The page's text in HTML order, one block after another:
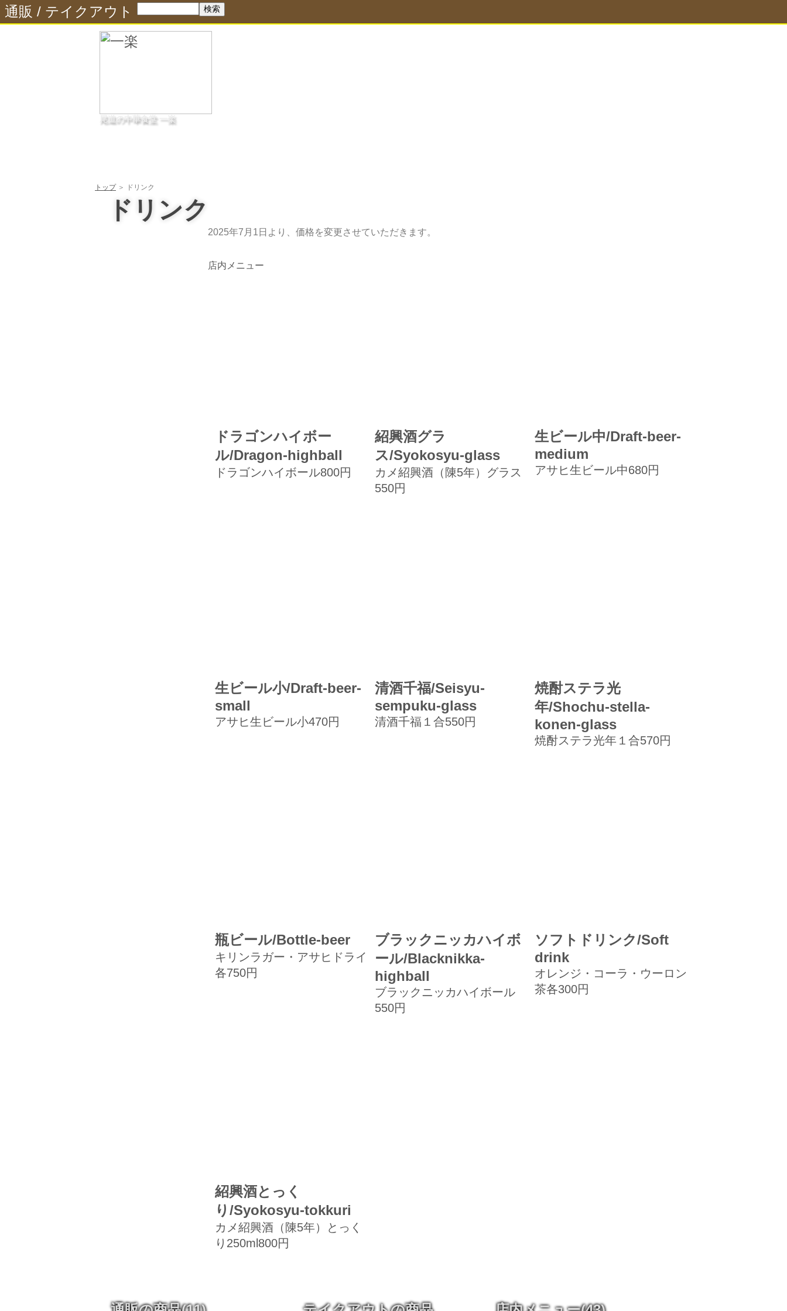
通販 / テイクアウト
尾道の中華食堂 一楽
トップ＞ ドリンク
ドリンク
2025年7月1日より、価格を変更させていただきます。
店内メニュー
ドラゴンハイボー
ル/Dragon-highball
ドラゴンハイボール800円
紹興酒グラ
ス/Syokosyu-glass
カメ紹興酒（陳5年）グラス
550円
生ビール中/Draft-beer-
medium
アサヒ生ビール中680円
生ビール小/Draft-beer-
small
アサヒ生ビール小470円
清酒千福/Seisyu-
sempuku-glass
清酒千福１合550円
焼酎ステラ光
年/Shochu-stella-
konen-glass
焼酎ステラ光年１合570円
瓶ビール/Bottle-beer
キリンラガー・アサヒドライ
各750円
ブラックニッカハイボ
ール/Blacknikka-
highball
ブラックニッカハイボール
550円
ソフトドリンク/Soft
drink
オレンジ・コーラ・ウーロン
茶各300円
紹興酒とっく
り/Syokosyu-tokkuri
カメ紹興酒（陳5年）とっく
り250ml800円